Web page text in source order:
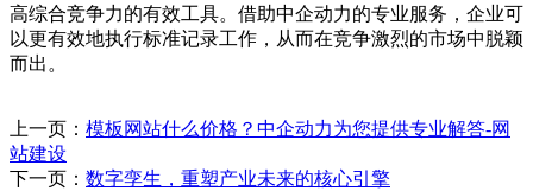
高综合竞争力的有效工具。借助中企动力的专业服务，企业可
以更有效地执行标准记录工作，从而在竞争激烈的市场中脱颖
而出。
上一页： 模板网站什么价格？中企动力为您提供专业解答-网
站建设
下一页： 数字孪生，重塑产业未来的核心引擎